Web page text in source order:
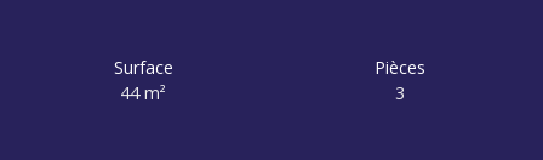
Surface
44m²
Pièces
3